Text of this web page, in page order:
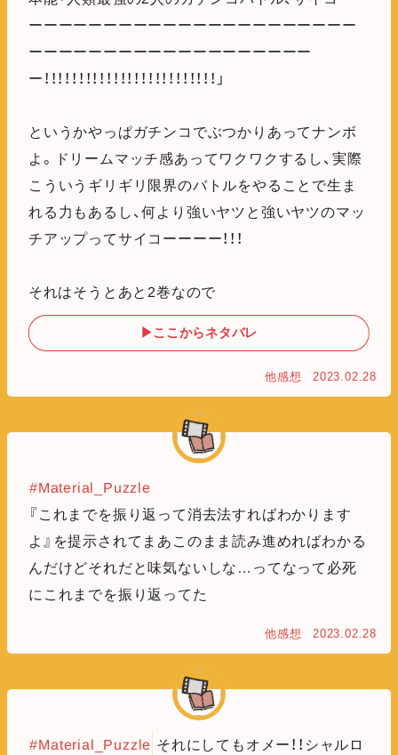
ーーーーーーーーーーーーーーーーーーーーーー
ーーーーーーーーーーーーーーーーーーー
ー！！！！！！！！！！！！！！！！！！！！！！！！！」
というかやっぱガチンコでぶつかりあってナンボ
よ。ドリームマッチ感あってワクワクするし、実際
こういうギリギリ限界のバトルをやることで生ま
れる力もあるし、何より強いヤツと強いヤツのマッ
チアップってサイコーーーー！！！
それはそうとあと2巻なので
▶ここからネタバレ
他感想 2023.02.28
#Material_Puzzle
『これまでを振り返って消去法すればわかります
よ』を提示されてまあこのまま読み進めればわかる
んだけどそれだと味気ないしな…ってなって必死
にこれまでを振り返ってた
他感想 2023.02.28
#Material_Puzzle それにしてもオメー！！シャルロ